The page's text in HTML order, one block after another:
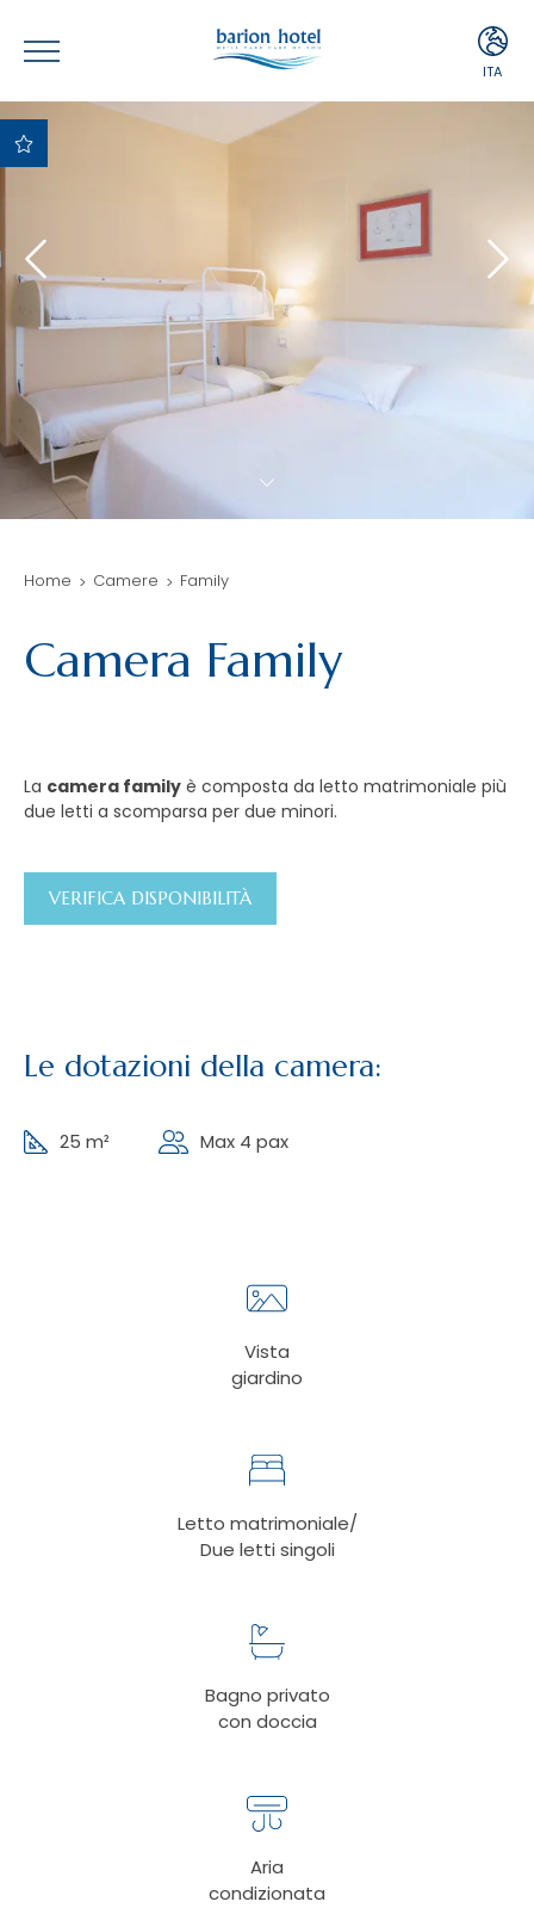
ITA
Migliori condizioni di
cancellazione e
Upgrade Gratuito in
disponibilità
Minibar gratuito
Home Camere Family
Camera Family
La camera family è composta da letto matrimoniale più
due letti a scomparsa per due minori.
VERIFICA DISPONIBILITÀ
Le dotazioni della camera:
25 m² Max 4 pax
Vista
giardino
Letto matrimoniale/
Due letti singoli
Bagno privato
con doccia
Aria
condizionata